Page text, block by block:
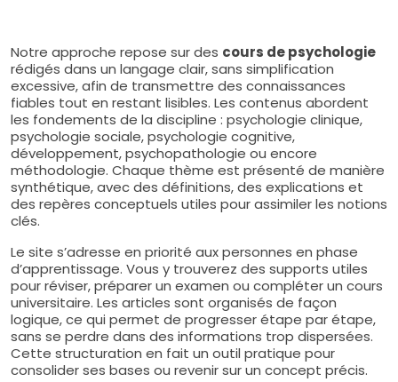
Notre approche repose sur des cours de psychologie
rédigés dans un langage clair, sans simplification
excessive, afin de transmettre des connaissances
fiables tout en restant lisibles. Les contenus abordent
les fondements de la discipline : psychologie clinique,
psychologie sociale, psychologie cognitive,
développement, psychopathologie ou encore
méthodologie. Chaque thème est présenté de manière
synthétique, avec des définitions, des explications et
des repères conceptuels utiles pour assimiler les notions
clés.
Le site s’adresse en priorité aux personnes en phase
d’apprentissage. Vous y trouverez des supports utiles
pour réviser, préparer un examen ou compléter un cours
universitaire. Les articles sont organisés de façon
logique, ce qui permet de progresser étape par étape,
sans se perdre dans des informations trop dispersées.
Cette structuration en fait un outil pratique pour
consolider ses bases ou revenir sur un concept précis.